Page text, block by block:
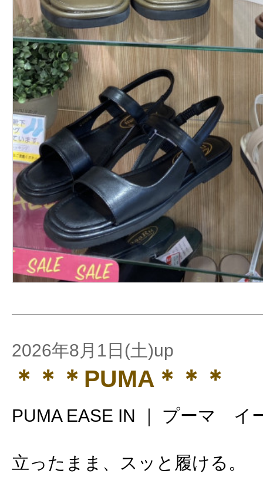
2026年8月1日(土)up
＊＊＊PUMA＊＊＊
PUMA EASE IN ｜ プーマ イ
立ったまま、スッと履ける。